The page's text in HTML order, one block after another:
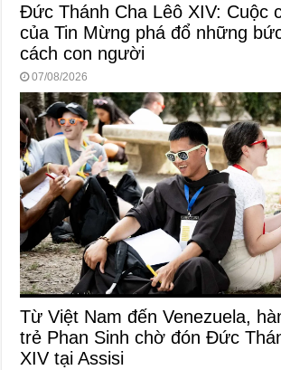
Đức Thánh Cha Lêô XIV: Cuộc
của Tin Mừng phá đổ những
cách con người
07/08/2026
Từ Việt Nam đến Venezuela,
trẻ Phan Sinh chờ đón Đức
XIV tại Assisi